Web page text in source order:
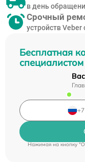
Бесплатная
специалистом
Нажимая на кнопку
в день
Срочный
устройств Veber